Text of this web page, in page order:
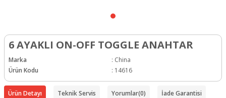
6 AYAKLI ON-OFF TOGGLE ANAHTAR
Marka : China
Ürün Kodu
: 14616
Ürün Detayı Teknik Servis Yorumlar(0) İade Garantisi